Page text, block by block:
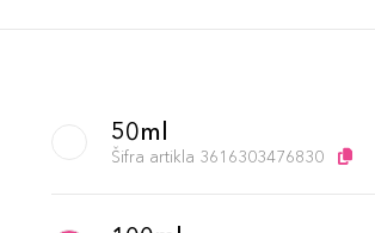
50ml
Šifra artikla 3616303476830